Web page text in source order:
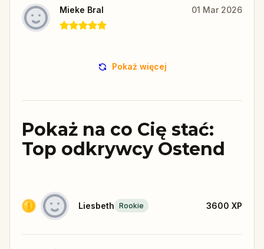
Mieke Bral 01 Mar 2026
Pokaż więcej
Pokaż na co Cię stać:
Top odkrywcy Ostend
Liesbeth Rookie 3600 XP